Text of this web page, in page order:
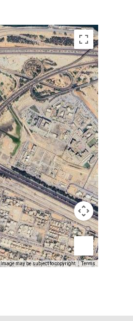
Image may be subject to copyright Terms